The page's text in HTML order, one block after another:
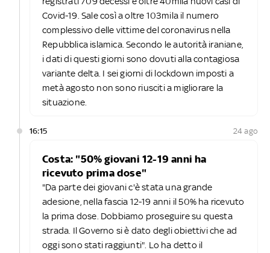
Covid-19. Sale così a oltre 103mila il numero
complessivo delle vittime del coronavirus nella
Repubblica islamica. Secondo le autorità iraniane,
i dati di questi giorni sono dovuti alla contagiosa
variante delta. I sei giorni di lockdown imposti a
metà agosto non sono riusciti a migliorare la
situazione.
16:15 24 ago
Costa: "50% giovani 12-19 anni ha
ricevuto prima dose"
"Da parte dei giovani c'è stata una grande
adesione, nella fascia 12-19 anni il 50% ha ricevuto
la prima dose. Dobbiamo proseguire su questa
strada. Il Governo si è dato degli obiettivi che ad
oggi sono stati raggiunti". Lo ha detto il